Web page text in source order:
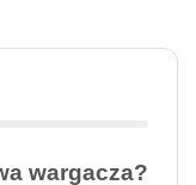
wargacza?